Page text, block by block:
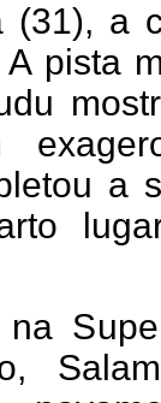
(31), a
pista
a